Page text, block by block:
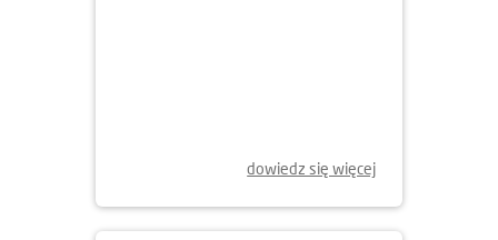
dowiedz się więcej